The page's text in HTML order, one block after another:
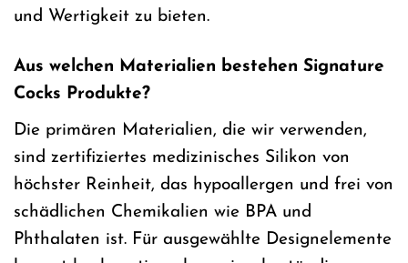
und Wertigkeit zu bieten.
Aus welchen Materialien bestehen Signature
Cocks Produkte?
Die primären Materialien, die wir verwenden,
sind zertifiziertes medizinisches Silikon von
höchster Reinheit, das hypoallergen und frei von
schädlichen Chemikalien wie BPA und
Phthalaten ist. Für ausgewählte Designelemente